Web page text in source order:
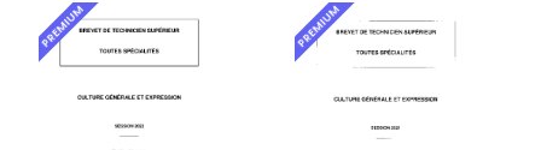
PREMIUM PREMIUM